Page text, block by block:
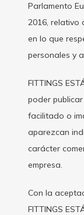
Parlamento
2016, relativo
en lo que
personales y
FITTINGS
poder
facilitado o
aparezcan
carácter
empresa.
Con la
FITTINGS